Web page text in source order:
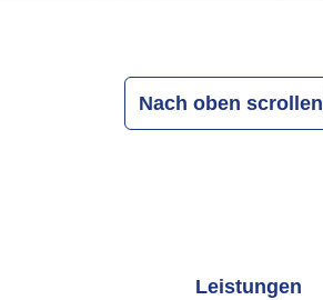
Nach oben scrollen
Leistungen